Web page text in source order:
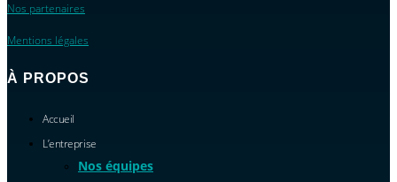
Nos partenaires
Mentions légales
À PROPOS
Accueil
L’entreprise
Nos équipes